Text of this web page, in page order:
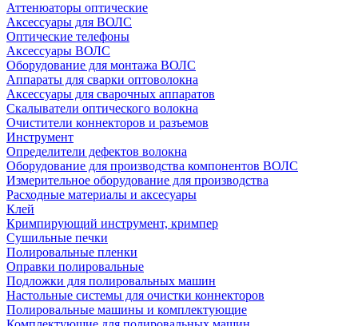
Аттенюаторы оптические
Аксессуары для ВОЛС
Оптические телефоны
Аксессуары ВОЛС
Оборудование для монтажа ВОЛС
Аппараты для сварки оптоволокна
Аксессуары для сварочных аппаратов
Скалыватели оптического волокна
Очистители коннекторов и разъемов
Инструмент
Определители дефектов волокна
Оборудование для производства компонентов ВОЛС
Измерительное оборудование для производства
Расходные материалы и аксесуары
Клей
Кримпирующий инструмент, кримпер
Сушильные печки
Полировальные пленки
Оправки полировальные
Подложки для полировальных машин
Настольные системы для очистки коннекторов
Полировальные машины и комплектующие